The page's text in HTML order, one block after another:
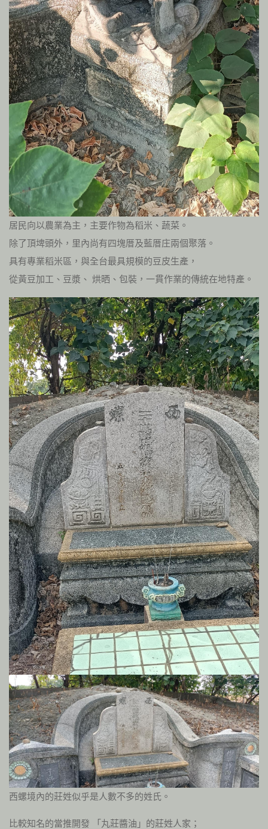
居民向以農業為主，主要作物為稻米、蔬菜。
除了頂埤頭外，里內尚有四塊厝及藍厝庄兩個聚落。
具有專業稻米區，與全台最具規模的豆皮生產，
從黃豆加工、豆漿、 烘晒、包裝，一貫作業的傳統在地特產。
西螺境內的莊姓似乎是人數不多的姓氏。
比較知名的當推開發 「丸莊醬油」的莊姓人家；